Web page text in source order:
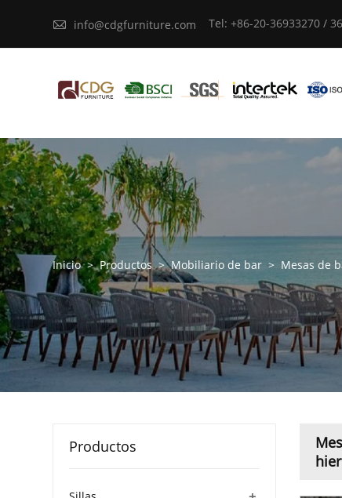
 info@cdgfurniture.com Tel: +86-20-36933270 /
Inicio > Productos > Mobiliario de bar > Mesas de
Productos